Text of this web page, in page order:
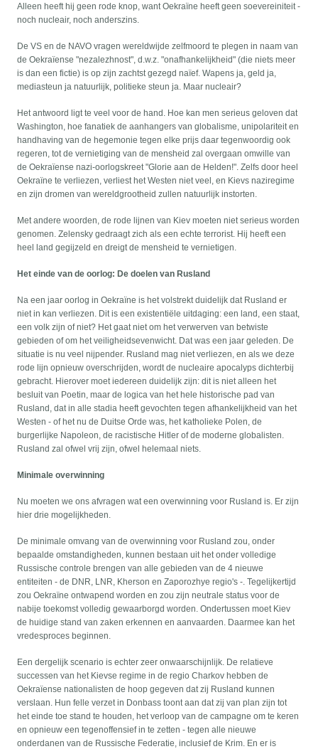
Alleen heeft hij geen rode knop, want Oekraïne heeft geen soevereiniteit -
noch nucleair, noch anderszins.
De VS en de NAVO vragen wereldwijde zelfmoord te plegen in naam van
de Oekraïense "nezalezhnost", d.w.z. "onafhankelijkheid" (die niets meer
is dan een fictie) is op zijn zachtst gezegd naïef. Wapens ja, geld ja,
mediasteun ja natuurlijk, politieke steun ja. Maar nucleair?
Het antwoord ligt te veel voor de hand. Hoe kan men serieus geloven dat
Washington, hoe fanatiek de aanhangers van globalisme, unipolariteit en
handhaving van de hegemonie tegen elke prijs daar tegenwoordig ook
regeren, tot de vernietiging van de mensheid zal overgaan omwille van
de Oekraïense nazi-oorlogskreet "Glorie aan de Helden!". Zelfs door heel
Oekraïne te verliezen, verliest het Westen niet veel, en Kievs naziregime
en zijn dromen van wereldgrootheid zullen natuurlijk instorten.
Met andere woorden, de rode lijnen van Kiev moeten niet serieus worden
genomen. Zelensky gedraagt zich als een echte terrorist. Hij heeft een
heel land gegijzeld en dreigt de mensheid te vernietigen.
Het einde van de oorlog: De doelen van Rusland
Na een jaar oorlog in Oekraïne is het volstrekt duidelijk dat Rusland er
niet in kan verliezen. Dit is een existentiële uitdaging: een land, een staat,
een volk zijn of niet? Het gaat niet om het verwerven van betwiste
gebieden of om het veiligheidsevenwicht. Dat was een jaar geleden. De
situatie is nu veel nijpender. Rusland mag niet verliezen, en als we deze
rode lijn opnieuw overschrijden, wordt de nucleaire apocalyps dichterbij
gebracht. Hierover moet iedereen duidelijk zijn: dit is niet alleen het
besluit van Poetin, maar de logica van het hele historische pad van
Rusland, dat in alle stadia heeft gevochten tegen afhankelijkheid van het
Westen - of het nu de Duitse Orde was, het katholieke Polen, de
burgerlijke Napoleon, de racistische Hitler of de moderne globalisten.
Rusland zal ofwel vrij zijn, ofwel helemaal niets.
Minimale overwinning
Nu moeten we ons afvragen wat een overwinning voor Rusland is. Er zijn
hier drie mogelijkheden.
De minimale omvang van de overwinning voor Rusland zou, onder
bepaalde omstandigheden, kunnen bestaan uit het onder volledige
Russische controle brengen van alle gebieden van de 4 nieuwe
entiteiten - de DNR, LNR, Kherson en Zaporozhye regio's -. Tegelijkertijd
zou Oekraïne ontwapend worden en zou zijn neutrale status voor de
nabije toekomst volledig gewaarborgd worden. Ondertussen moet Kiev
de huidige stand van zaken erkennen en aanvaarden. Daarmee kan het
vredesproces beginnen.
Een dergelijk scenario is echter zeer onwaarschijnlijk. De relatieve
successen van het Kievse regime in de regio Charkov hebben de
Oekraïense nationalisten de hoop gegeven dat zij Rusland kunnen
verslaan. Hun felle verzet in Donbass toont aan dat zij van plan zijn tot
het einde toe stand te houden, het verloop van de campagne om te keren
en opnieuw een tegenoffensief in te zetten - tegen alle nieuwe
onderdanen van de Russische Federatie, inclusief de Krim. En er is